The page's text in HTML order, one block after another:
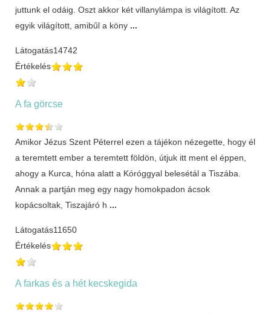
juttunk el odáig. Oszt akkor két villanylámpa is világított. Az
egyik világított, amibűl a köny ...
Látogatás14742
Értékelés
A fa görcse
Amikor Jézus Szent Péterrel ezen a tájékon nézegette, hogy él
a teremtett ember a teremtett földön, útjuk itt ment el éppen,
ahogy a Kurca, hóna alatt a Kóróggyal belesétál a Tiszába.
Annak a partján meg egy nagy homokpadon ácsok
kopácsoltak, Tiszajáró h ...
Látogatás11650
Értékelés
A farkas és a hét kecskegida